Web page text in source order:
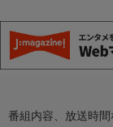
番組内容、放送時